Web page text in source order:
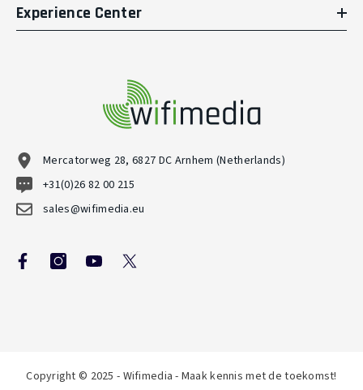
Experience Center
Mercatorweg 28, 6827 DC Arnhem (Netherlands)
+31(0)26 82 00 215
sales@wifimedia.eu
Copyright © 2025 - Wifimedia - Maak kennis met de toekomst!